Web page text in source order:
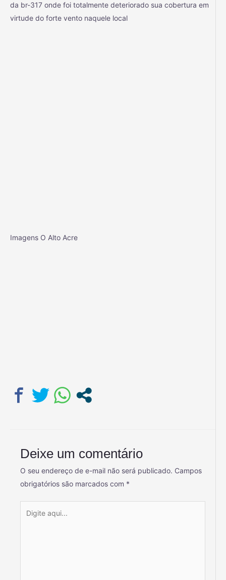
da br-317 onde foi totalmente deteriorado sua cobertura em
virtude do forte vento naquele local
Imagens O Alto Acre
Deixe um comentário
O seu endereço de e-mail não será publicado. Campos
obrigatórios são marcados com *